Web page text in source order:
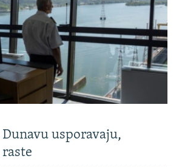
usporavaju,